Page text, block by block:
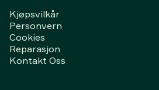
Kjøpsvilkår
Personvern
Cookies
Reparasjon
Kontakt Oss